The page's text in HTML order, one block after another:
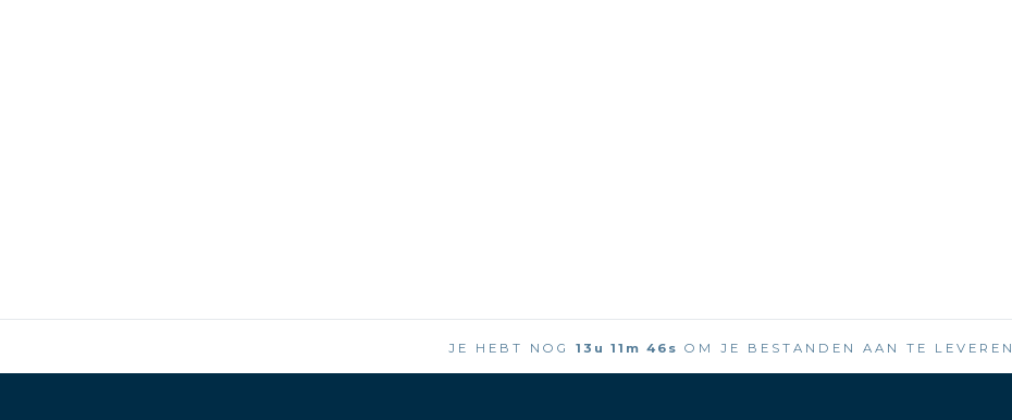
JE HEBT NOG 13 u 11 m 45 s OM JE BESTANDEN AAN TE LEVEREN